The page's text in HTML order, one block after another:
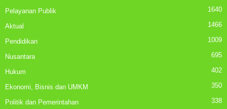
Pelayanan Publik 1640
Aktual 1466
Pendidikan 1009
Nusantara 695
Hukum 402
Ekonomi, Bisnis dan UMKM 350
Politik dan Pemerintahan 338